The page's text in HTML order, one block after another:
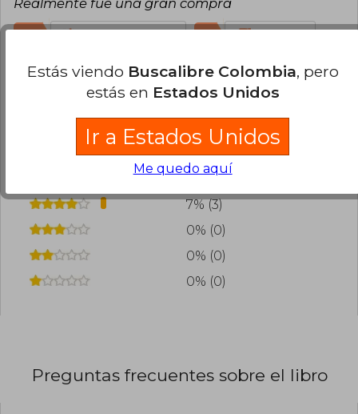
22 Esta opinión es útil 0 No es útil
Cargar más opiniones del libro
¿Leíste este libro? Inicia sesiónpara poder
agregar tu propia evaluación.
93% (43)
7% (3)
0% (0)
0% (0)
0% (0)
Preguntas frecuentes sobre el libro
Estás viendo Buscalibre Colombia, pero
estás en Estados Unidos
Ir a Estados Unidos
Me quedo aquí